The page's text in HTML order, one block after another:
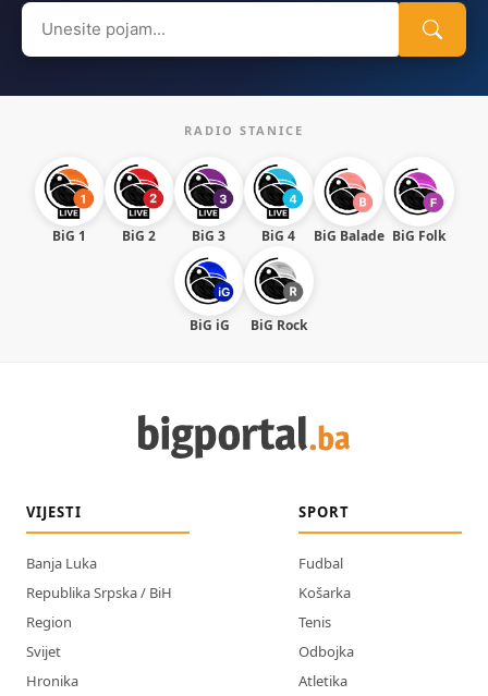
Search
for:
RADIO STANICE
BiG 1 BiG 2 BiG 3 BiG 4 BiG Balade BiG Folk
BiG iG BiG Rock
VIJESTI
Banja Luka
Republika Srpska / BiH
Region
Svijet
Hronika
SPORT
Fudbal
Košarka
Tenis
Odbojka
Atletika